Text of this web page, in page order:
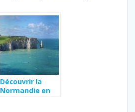
Découvrir la
Normandie en